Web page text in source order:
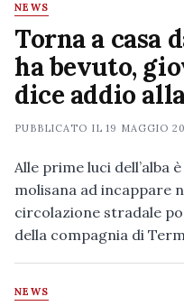
NEWS
Torna a casa
ha bevuto,
dice addio
PUBBLICATO IL19 MAGGIO
Alle prime luci dell’alba
molisana ad incappare
circolazione stradale
della compagnia di
NEWS